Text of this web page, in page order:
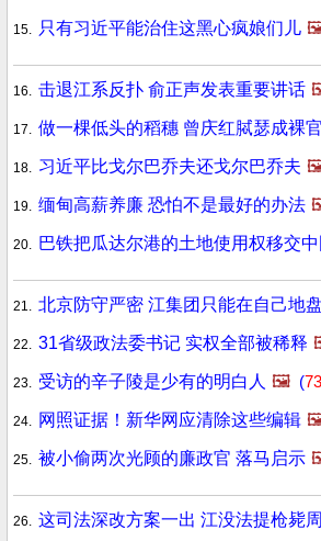
15. 只有习近平能治住这黑心疯娘们儿
16. 击退江系反扑 俞正声发表重要讲话
17. 做一棵低头的稻穗 曾庆红脦瑟成裸官
18. 习近平比戈尔巴乔夫还戈尔巴乔夫
19. 缅甸高薪养廉 恐怕不是最好的办法
20. 巴铁把瓜达尔港的土地使用权移交中
21. 北京防守严密 江集团只能在自己地
22. 31省级政法委书记 实权全部被稀释
23. 受访的辛子陵是少有的明白人 🖼️ (
24. 网照证据！新华网应清除这些编辑
25. 被小偷两次光顾的廉政官 落马启示
26. 这司法深改方案一出 江没法提枪毙